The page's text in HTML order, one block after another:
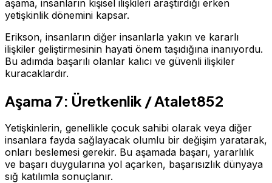
aşama, insanların kişisel ilişkileri araştırdığı erken
yetişkinlik dönemini kapsar.
Erikson, insanların diğer insanlarla yakın ve kararlı
ilişkiler geliştirmesinin hayati önem taşıdığına inanıyordu.
Bu adımda başarılı olanlar kalıcı ve güvenli ilişkiler
kuracaklardır.
Aşama 7: Üretkenlik / Atalet852
Yetişkinlerin, genellikle çocuk sahibi olarak veya diğer
insanlara fayda sağlayacak olumlu bir değişim yaratarak,
onları beslemesi gerekir. Bu aşamada başarı, yararlılık
ve başarı duygularına yol açarken, başarısızlık dünyaya
sığ katılımla sonuçlanır.